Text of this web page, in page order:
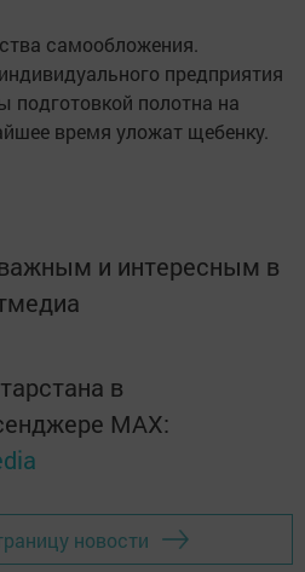
самообложения.
предприятия
подготовкой полотна на
время уложат щебенку.
и интересным в
в
MАХ:
новости